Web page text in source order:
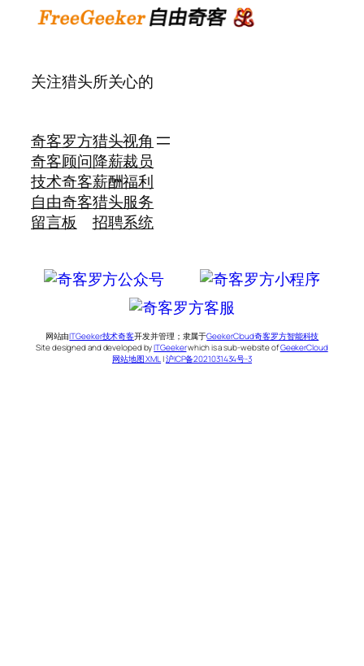
关注猎头所关心的
奇客罗方
奇客顾问
技术奇客
自由奇客
留言板
猎头视角
降薪裁员
薪酬福利
猎头服务
招聘系统
网站由ITGeeker技术奇客开发并管理；隶属于GeekerCloud奇客罗方智能科技
Site designed and developed byITGeekerwhich is a sub-website ofGeekerCloud
网站地图 XML |沪ICP备2021031434号-3